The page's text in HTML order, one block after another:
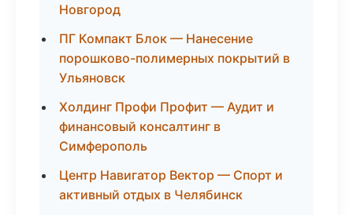
Новгород
ПГ Компакт Блок — Нанесение
порошково-полимерных покрытий в
Ульяновск
Холдинг Профи Профит — Аудит и
финансовый консалтинг в
Симферополь
Центр Навигатор Вектор — Спорт и
активный отдых в Челябинск